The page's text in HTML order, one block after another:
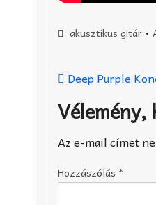
akusztikus gitár•
Deep Purple
Vélemény,
Az e-mail címet
Hozzászólás *